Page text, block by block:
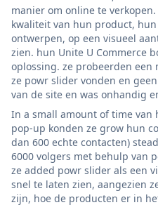
manier om online te
kwaliteit van hun product,
ontwerpen, op een visueel
zien. hun Unite U Commerce
oplossing. ze probeerden
ze powr slider vonden en
van de site en was onhandig
In a small amount of time van
pop-up konden ze grow hun
dan 600 echte contacten)
6000 volgers met behulp van
ze added powr slider als een
snel te laten zien, aangezien
zijn, hoe de producten er in